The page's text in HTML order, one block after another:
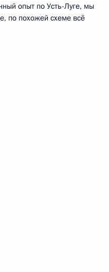
опыт по Усть-Луге, мы
по похожей схеме всё